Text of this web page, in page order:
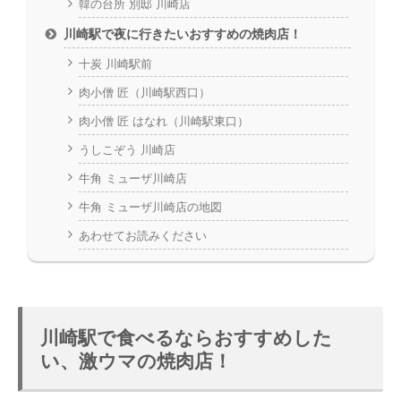
韓の台所 別邸 川崎店
川崎駅で夜に行きたいおすすめの焼肉店！
十炭 川崎駅前
肉小僧 匠（川崎駅西口）
肉小僧 匠 はなれ（川崎駅東口）
うしこぞう 川崎店
牛角 ミューザ川崎店
牛角 ミューザ川崎店の地図
あわせてお読みください
川崎駅で食べるならおすすめした
い、激ウマの焼肉店！